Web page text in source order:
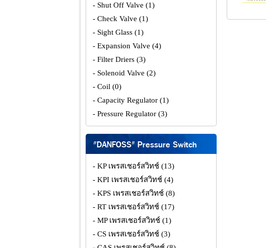
- Shut Off Valve (1)
- Check Valve (1)
- Sight Glass (1)
- Expansion Valve (4)
- Filter Driers (3)
- Solenoid Valve (2)
- Coil (0)
- Capacity Regulator (1)
- Pressure Regulator (3)
"DANFOSS" Pressure Switch
- KP เพรสเชอร์สวิทช์ (13)
- KPI เพรสเชอร์สวิทช์ (4)
- KPS เพรสเชอร์สวิทช์ (8)
- RT เพรสเชอร์สวิทช์ (17)
- MP เพรสเชอร์สวิทช์ (1)
- CS เพรสเชอร์สวิทช์ (3)